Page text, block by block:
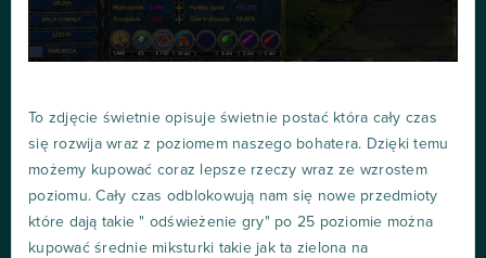
To zdjęcie świetnie opisuje świetnie postać która cały czas
się rozwija wraz z poziomem naszego bohatera. Dzięki temu
możemy kupować coraz lepsze rzeczy wraz ze wzrostem
poziomu. Cały czas odblokowują nam się nowe przedmioty
które dają takie " odświeżenie gry" po 25 poziomie można
kupować średnie miksturki takie jak ta zielona na